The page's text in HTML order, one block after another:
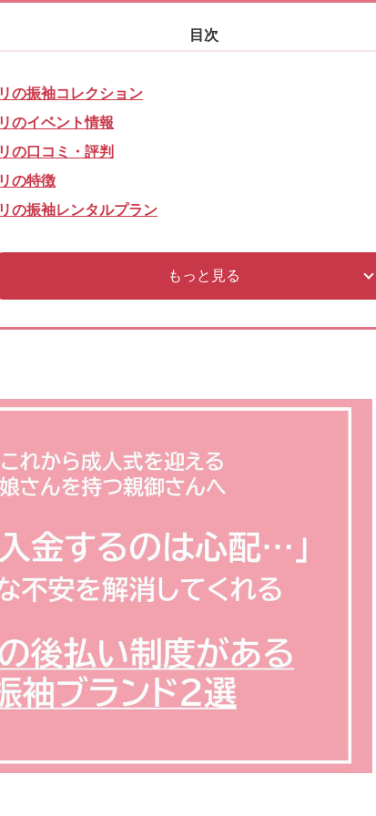
の振袖コレクション
のイベント情報
の口コミ・評判
の特徴
の振袖レンタルプラン
もっと見る